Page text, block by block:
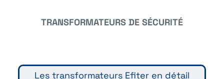
TRANSFORMATEURS DE SÉCURITÉ
Les transformateurs Efiter en détail